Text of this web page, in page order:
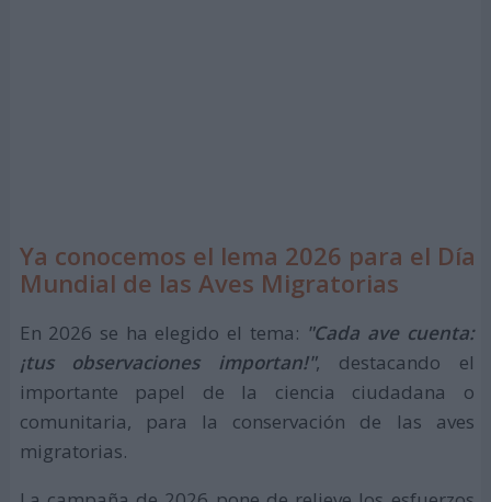
Ya conocemos el lema 2026 para el Día
Mundial de las Aves Migratorias
En 2026 se ha elegido el tema: "Cada ave cuenta:
¡tus observaciones importan!", destacando el
importante papel de la ciencia ciudadana o
comunitaria, para la conservación de las aves
migratorias.